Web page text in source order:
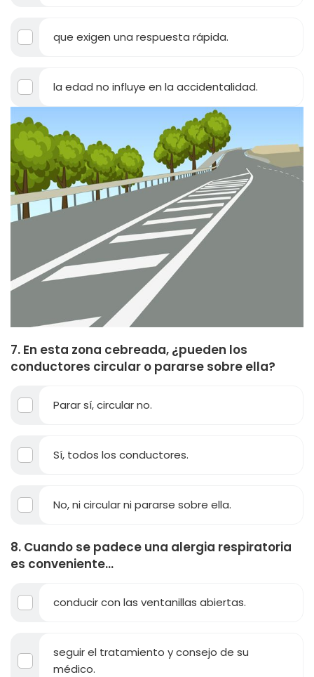
que exigen una respuesta rápida.
la edad no influye en la accidentalidad.
7. En esta zona cebreada, ¿pueden los
conductores circular o pararse sobre ella?
Parar sí, circular no.
Sí, todos los conductores.
No, ni circular ni pararse sobre ella.
8. Cuando se padece una alergia respiratoria
es conveniente...
conducir con las ventanillas abiertas.
seguir el tratamiento y consejo de su
médico.